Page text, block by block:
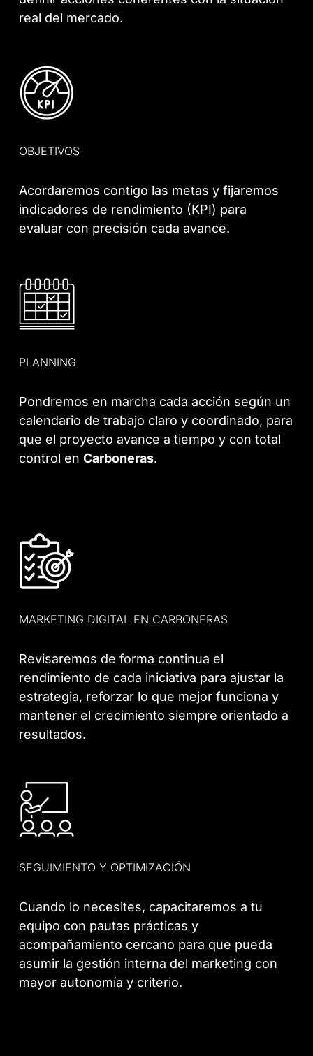
real del mercado.
OBJETIVOS
Acordaremos contigo las metas y fijaremos
indicadores de rendimiento (KPI) para
evaluar con precisión cada avance.
PLANNING
Pondremos en marcha cada acción según un
calendario de trabajo claro y coordinado, para
que el proyecto avance a tiempo y con total
control enCarboneras.
MARKETING DIGITAL EN CARBONERAS
Revisaremos de forma continua el
rendimiento de cada iniciativa para ajustar la
estrategia, reforzar lo que mejor funciona y
mantener el crecimiento siempre orientado a
resultados.
SEGUIMIENTO Y OPTIMIZACIÓN
Cuando lo necesites, capacitaremos a tu
equipo con pautas prácticas y
acompañamiento cercano para que pueda
asumir la gestión interna del marketing con
mayor autonomía y criterio.